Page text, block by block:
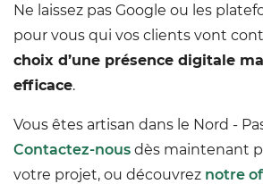
Ne laissez pas Google ou les
pour vous qui vos clients vont
choix d’une présence digitale
efficace.
Vous êtes artisan dans le Nord -
Contactez-nous dès maintenant
votre projet, ou découvrez notre